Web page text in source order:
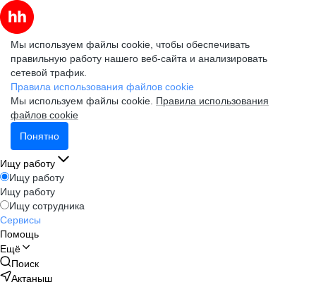
Мы используем файлы cookie, чтобы обеспечивать
правильную работу нашего веб-сайта и анализировать
сетевой трафик.
Правила использования файлов cookie
Мы используем файлы cookie. Правила использования
файлов cookie
Понятно
Ищу работу
Ищу работу
Ищу работу
Ищу сотрудника
Сервисы
Помощь
Ещё
Поиск
Актаныш